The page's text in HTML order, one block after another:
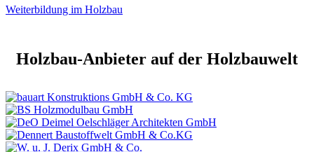
Weiterbildung im Holzbau
Holzbau-Anbieter auf der Holzbauwelt